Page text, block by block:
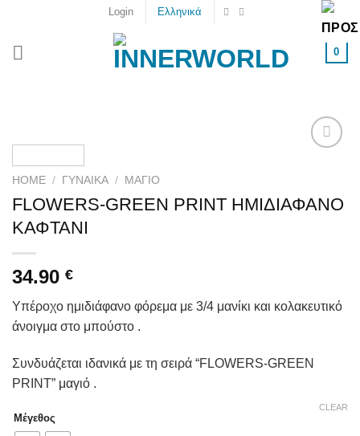
content
Login Ελληνικά
0
HOME / ΓΥΝΑΙΚΑ / ΜΑΓΙΌ
FLOWERS-GREEN PRINT ΗΜΙΔΙΑΦΑΝΟ
ΚΑΦΤΑΝΙ
34.90 €
Υπέροχο ημιδιάφανο φόρεμα με 3/4 μανίκι και κολακευτικό
άνοιγμα στο μπούστο .
Συνδυάζεται ιδανικά με τη σειρά “FLOWERS-GREEN
PRINT” μαγιό .
Μέγεθος
CLEAR